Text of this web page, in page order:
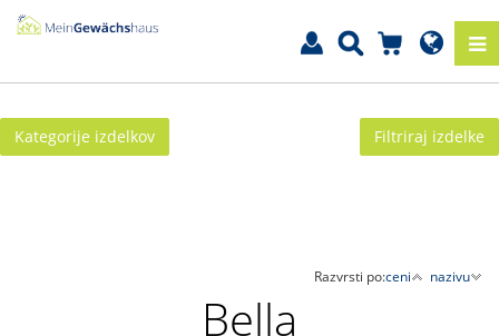
Kategorije izdelkov Filtriraj izdelke
Razvrsti po:ceni nazivu
Bella